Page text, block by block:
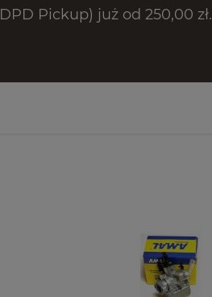
Pickup) już od 250,00 zł.